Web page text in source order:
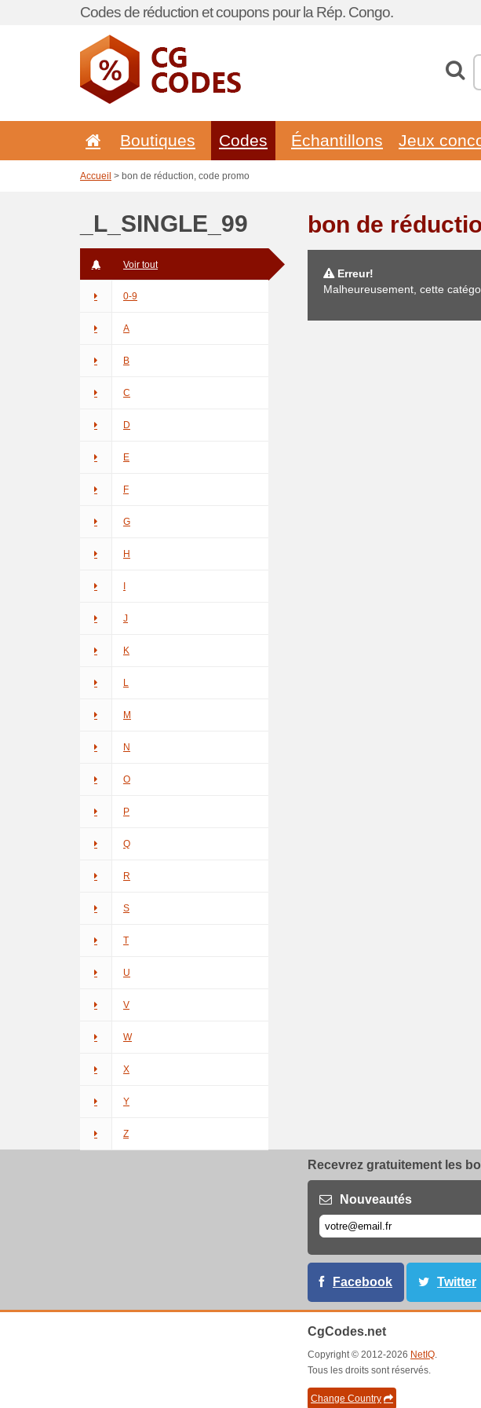
Codes de réduction et coupons pour la Rép. Congo.
Boutiques Codes Échantillons Jeux
Accueil > bon de réduction, code promo
_L_SINGLE_99
Voir tout
0-9
A
B
C
D
E
F
G
H
J
K
L
M
N
O
P
Q
R
S
T
U
V
W
X
Y
Z
bon de
Erreur!
Malheureusement, cette
Recevrez gratuitement les
Nouveautés
Facebook Twitter
CgCodes.net
Copyright © 2012-2026 NetIQ.
Tous les droits sont réservés.
Change Country